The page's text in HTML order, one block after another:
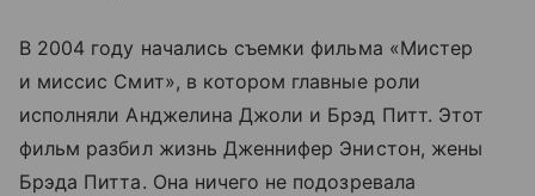
В 2004 году начались съемки фильма «Мистер
и миссис Смит», в котором главные роли
исполняли Анджелина Джоли и Брэд Питт. Этот
фильм разбил жизнь Дженнифер Энистон, жены
Брэда Питта. Она ничего не подозревала